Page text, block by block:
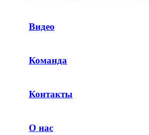
Видео
Команда
Контакты
О нас